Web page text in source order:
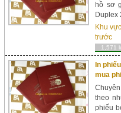
hồ sơ
Duplex
nhiều
tham
Khu
trước
1,571
In
mua
theo
phiếu